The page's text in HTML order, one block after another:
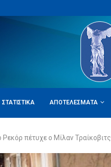
ΣΤΑΤΙΣΤΙΚΆ ΑΠΟΤΕΛΈΣΜΑΤΑ
Ρεκόρ πέτυχε ο Μίλαν Τραίκοβιτς